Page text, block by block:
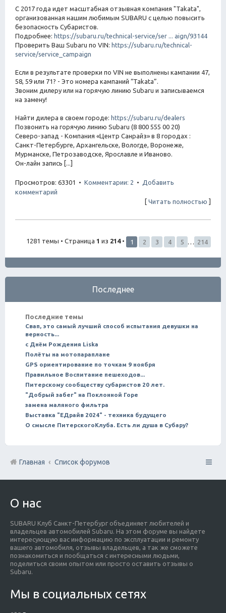
С 2017 года идет масштабная отзывная компания "Takata",
организованная нашим любимым SUBARU с целью повысить
безопасность Субаристов.
Подробнее: https://subaru.ru/technical-service/ser ... aign/93144
Проверить Ваш Subaru по VIN: https://subaru.ru/technical-
service/service_campaign
Если в результате проверки по VIN не выполнены кампании 47,
58, 59 или 71? - Это номера кампаний “Takata”.
Звоним дилеру или на горячую линию Subaru и записываемся
на замену!
Найти дилера в своем городе: https://subaru.ru/dealers
Позвонить на горячую линию Subaru (8 800 555 00 20)
Северо-запад - Компания «Центр Санрайз» в 8 городах :
Санкт-Петербурге, Архангельске, Вологде, Воронеже,
Мурманске, Петрозаводске, Ярославле и Иваново.
Он-лайн запись [...]
Просмотров: 63301 • Комментарии: 2 •
Добавить
комментарий
[ Читать полностью ]
1281 темы • Страница 1 из 214• 1 2 3 4 5 214
Последнее
Последние темы
Свап, это самый лучший способ испытания девушки на
верность...
с Днём Рождения Liska
Полёты на мотопараплане
GPS ориентирование по точкам 9 ноября
Правильное Воспитание пешеходов...
Питерскому сообществу субаристов 20 лет.
"Добрый забег" на Поклонной Горе
замена маляного фильтра
Выставка "ЕДрайв 2024" - техника будущего
О смысле ПитерскогоКлуба. Есть ли душа в Субару?
Главная Список форумов
О нас
SUBARU Клуб Санкт-Петербург объединяет любителей и
владельцев автомобилей Subaru. На этом форуме вы найдете
интересующую вас информацию по эксплуатации и ремонту
вашего автомобиля, отзывы владельцев, а так же сможете
познакомиться и пообщаться с интересными людьми,
поделиться своим опытом или просто оставить отзывы о
Subaru.
Мы в социальных сетях